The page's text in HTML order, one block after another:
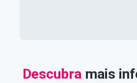
Descubra mais